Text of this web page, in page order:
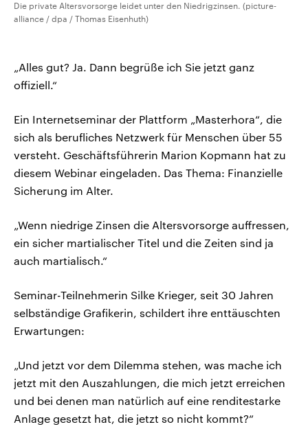
Die private Altersvorsorge leidet unter den Niedrigzinsen. (picture-
alliance / dpa / Thomas Eisenhuth)
„Alles gut? Ja. Dann begrüße ich Sie jetzt ganz
offiziell.“
Ein Internetseminar der Plattform „Masterhora“, die
sich als berufliches Netzwerk für Menschen über 55
versteht. Geschäftsführerin Marion Kopmann hat zu
diesem Webinar eingeladen. Das Thema: Finanzielle
Sicherung im Alter.
„Wenn niedrige Zinsen die Altersvorsorge auffressen,
ein sicher martialischer Titel und die Zeiten sind ja
auch martialisch.“
Seminar-Teilnehmerin Silke Krieger, seit 30 Jahren
selbständige Grafikerin, schildert ihre enttäuschten
Erwartungen:
„Und jetzt vor dem Dilemma stehen, was mache ich
jetzt mit den Auszahlungen, die mich jetzt erreichen
und bei denen man natürlich auf eine renditestarke
Anlage gesetzt hat, die jetzt so nicht kommt?“